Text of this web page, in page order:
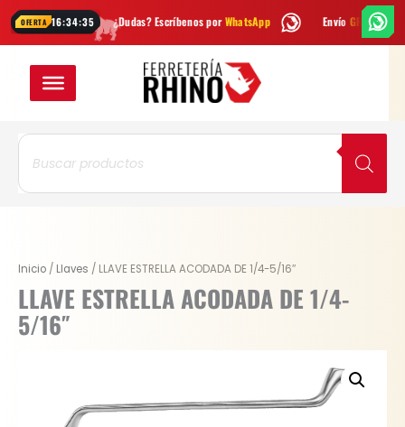
OFERTA 16:34:34
¿Dudas? Escríbenos porWhatsApp EnvíoGRATISen Bogotá
contenido
Búsqueda
productos
Inicio / Llaves / LLAVE ESTRELLA ACODADA DE 1/4-5/16″
LLAVE ESTRELLA ACODADA DE 1/4-
5/16″
LLAVE
ESTRELLA
ACODADA
DE